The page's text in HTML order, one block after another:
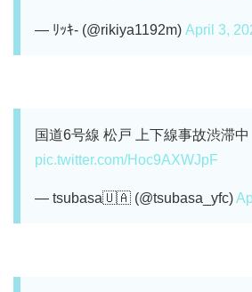
— ﾘｯｷ- (@rikiya1192m) April 3,
国道6号線 松戸 上下線事故渋滞中
pic.twitter.com/Hoc9AXWJpF
— tsubasa🇺🇦 (@tsubasa_yfc)